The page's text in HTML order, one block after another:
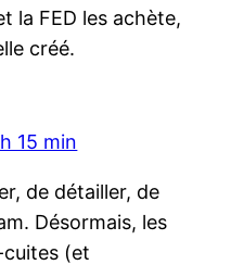
la FED les achète,
créé.
15 min
de détailler, de
Désormais, les
(et